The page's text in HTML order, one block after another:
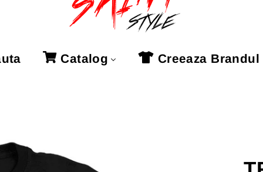
Catalog Creeaza Brandul